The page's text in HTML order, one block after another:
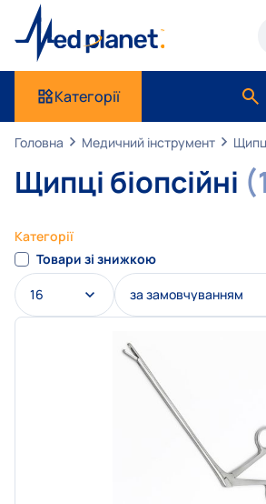
Категорії
Головна Медичний інструмент
Щипці біопсійні
Категорії
Товари зі знижкою
16 за замовчуванням